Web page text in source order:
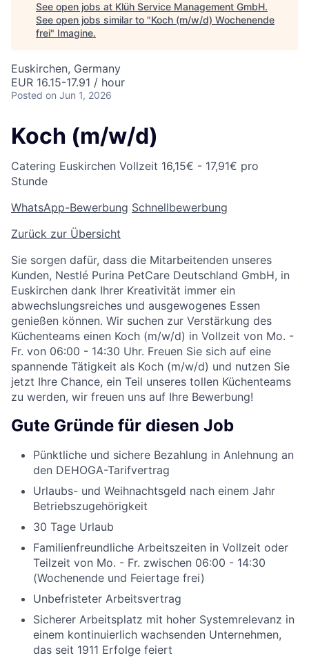
See open jobs at Klüh Service Management GmbH.
See open jobs similar to "Koch (m/w/d) Wochenende
frei" Imagine.
Euskirchen, Germany
EUR 16.15-17.91 / hour
Posted on Jun 1, 2026
Koch (m/w/d)
Catering Euskirchen Vollzeit 16,15€ - 17,91€ pro
Stunde
WhatsApp-Bewerbung Schnellbewerbung
Zurück zur Übersicht
Sie sorgen dafür, dass die Mitarbeitenden unseres
Kunden, Nestlé Purina PetCare Deutschland GmbH, in
Euskirchen dank Ihrer Kreativität immer ein
abwechslungsreiches und ausgewogenes Essen
genießen können. Wir suchen zur Verstärkung des
Küchenteams einen Koch (m/w/d) in Vollzeit von Mo. -
Fr. von 06:00 - 14:30 Uhr. Freuen Sie sich auf eine
spannende Tätigkeit als Koch (m/w/d) und nutzen Sie
jetzt Ihre Chance, ein Teil unseres tollen Küchenteams
zu werden, wir freuen uns auf Ihre Bewerbung!
Gute Gründe für diesen Job
Pünktliche und sichere Bezahlung in Anlehnung an
den DEHOGA-Tarifvertrag
Urlaubs- und Weihnachtsgeld nach einem Jahr
Betriebszugehörigkeit
30 Tage Urlaub
Familienfreundliche Arbeitszeiten in Vollzeit oder
Teilzeit von Mo. - Fr. zwischen 06:00 - 14:30
(Wochenende und Feiertage frei)
Unbefristeter Arbeitsvertrag
Sicherer Arbeitsplatz mit hoher Systemrelevanz in
einem kontinuierlich wachsenden Unternehmen,
das seit 1911 Erfolge feiert